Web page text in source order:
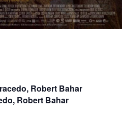
Robert Bahar
Robert Bahar